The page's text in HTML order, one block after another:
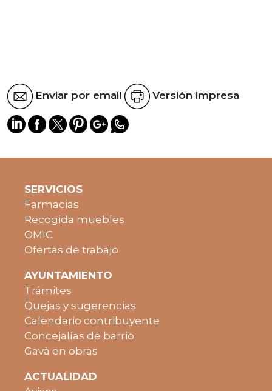
Enviar por email Versión impresa
SERVICIOS
Farmacias
Recogida muebles
OMIC
Ofertas de trabajo
AYUNTAMIENTO
Trámites
Quejas y sugerencias
Calendario contribuyente
Concejalías de barrio
Gavà en obras
ACTUALIDAD